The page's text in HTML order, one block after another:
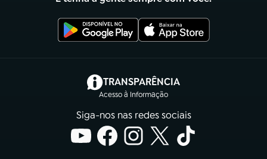
TRANSPARÊNCIA
Acesso à Informação
(abre em nova aba)
Siga-nos nas redes sociais